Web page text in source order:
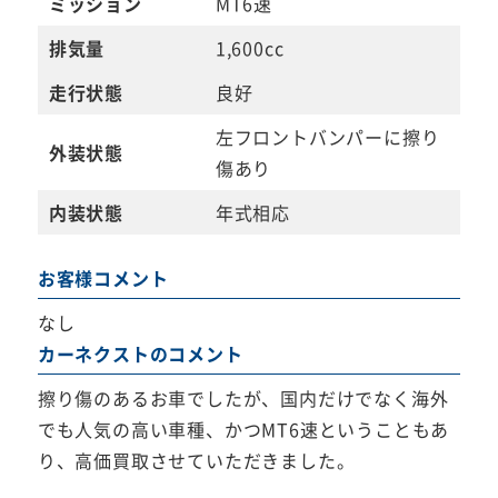
排気量
1,600cc
走行状態
良好
外装状態
左フロントバンパーに擦り
傷あり
内装状態
年式相応
お客様コメント
なし
カーネクストのコメント
擦り傷のあるお車でしたが、国内だけでなく海外
でも人気の高い車種、かつMT6速ということもあ
り、高価買取させていただきました。